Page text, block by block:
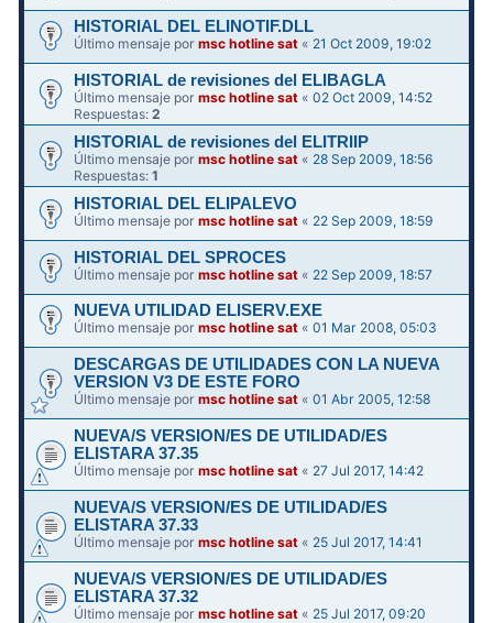
HISTORIAL DEL ELINOTIF.DLL
Último mensaje pormsc hotline sat « 21 Oct 2009, 19:02
HISTORIAL de revisiones del ELIBAGLA
Último mensaje pormsc hotline sat «02 Oct 2009, 14:52
Respuestas:2
HISTORIAL de revisiones del ELITRIIP
Último mensaje pormsc hotline sat « 28 Sep 2009, 18:56
Respuestas:1
HISTORIAL DEL ELIPALEVO
Último mensaje pormsc hotline sat « 22 Sep 2009, 18:59
HISTORIAL DEL SPROCES
Último mensaje pormsc hotline sat « 22 Sep 2009, 18:57
NUEVA UTILIDAD ELISERV.EXE
Último mensaje pormsc hotline sat «01 Mar 2008, 05:03
DESCARGAS DE UTILIDADES CON LA NUEVA
VERSION V3 DE ESTE FORO
Último mensaje pormsc hotline sat «01 Abr 2005, 12:58
NUEVA/S VERSION/ES DE UTILIDAD/ES
ELISTARA 37.35
Último mensaje pormsc hotline sat « 27 Jul 2017, 14:42
NUEVA/S VERSION/ES DE UTILIDAD/ES
ELISTARA 37.33
Último mensaje pormsc hotline sat « 25 Jul 2017, 14:41
NUEVA/S VERSION/ES DE UTILIDAD/ES
ELISTARA 37.32
Último mensaje pormsc hotline sat « 25 Jul 2017, 09:20